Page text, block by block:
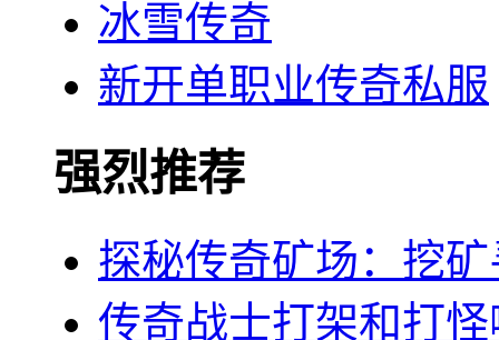
冰雪传奇
新开单职业传奇私服
强烈推荐
探秘传奇矿场：挖
传奇战士打架和打